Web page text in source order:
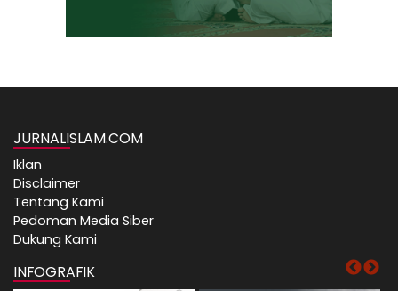
JURNALISLAM.COM
Iklan
Disclaimer
Tentang Kami
Pedoman Media Siber
Dukung Kami
INFOGRAFIK